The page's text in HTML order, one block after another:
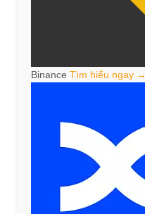
Binance Tìm hiểu ngay →